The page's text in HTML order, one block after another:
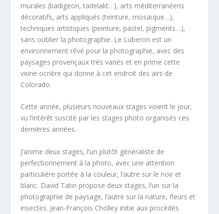
murales (badigeon, tadelakt…), arts méditerranéens
décoratifs, arts appliqués (teinture, mosaïque…),
techniques artistiques (peinture, pastel, pigments…),
sans oublier la photographie. Le Luberon est un
environnement rêvé pour la photographie, avec des
paysages provençaux très variés et en prime cette
veine ocrière qui donne à cet endroit des airs de
Colorado.
Cette année, plusieurs nouveaux stages voient le jour,
vu l’intérêt suscité par les stages photo organisés ces
dernières années.
J’anime deux stages, l’un plutôt généraliste de
perfectionnement à la photo, avec une attention
particulière portée à la couleur, l’autre sur le noir et
blanc. David Tatin propose deux stages, l’un sur la
photographie de paysage, l’autre sur la nature, fleurs et
insectes. Jean-François Cholley initie aux procédés